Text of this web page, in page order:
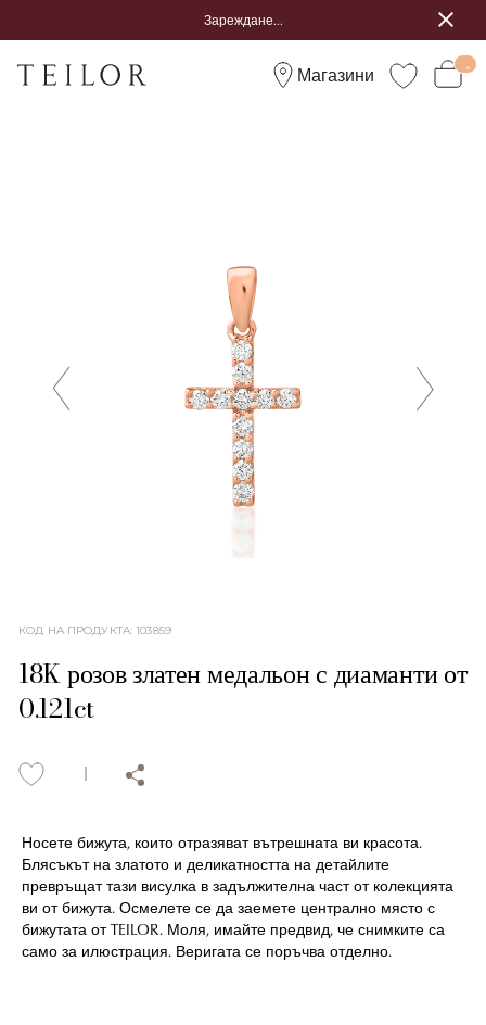
Зареждане...
Магазини
КОД НА ПРОДУКТА:103859
18K розов златен медальон с диаманти от
0.121ct
Носете бижута, които отразяват вътрешната ви красота.
Блясъкът на златото и деликатността на детайлите
превръщат тази висулка в задължителна част от колекцията
ви от бижута. Осмелете се да заемете централно място с
бижутата от TEILOR. Моля, имайте предвид, че снимките са
само за илюстрация. Веригата се поръчва отделно.